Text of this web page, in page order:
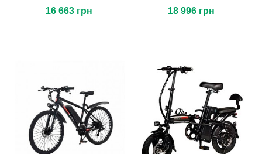
16 663 грн 18 996 грн